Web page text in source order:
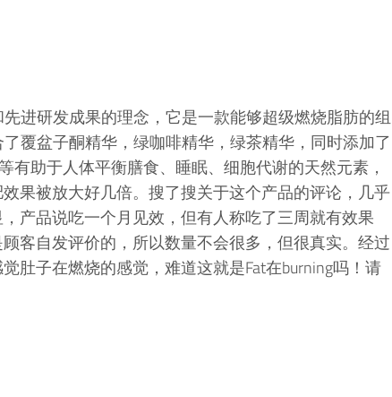
进研发成果的理念，它是一款能够超级燃烧脂肪的组
覆盆子酮精华，绿咖啡精华，绿茶精华，同时添加了
有助于人体平衡膳食、睡眠、细胞代谢的天然元素，
果被放大好几倍。搜了搜关于这个产品的评论，几乎
产品说吃一个月见效，但有人称吃了三周就有效果
客自发评价的，所以数量不会很多，但很真实。经过
肚子在燃烧的感觉，难道这就是Fat在burning吗！请